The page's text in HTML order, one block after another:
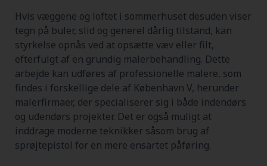
Hvis væggene og loftet i sommerhuset desuden viser
tegn på buler, slid og generel dårlig tilstand, kan
styrkelse opnås ved at opsætte væv eller filt,
efterfulgt af en grundig malerbehandling. Dette
arbejde kan udføres af professionelle malere, som
findes i forskellige dele af København V, herunder
malerfirmaer, der specialiserer sig i både indendørs
og udendørs projekter. Det er også muligt at
inddrage moderne teknikker såsom brug af
sprøjtepistol for en mere ensartet påføring.